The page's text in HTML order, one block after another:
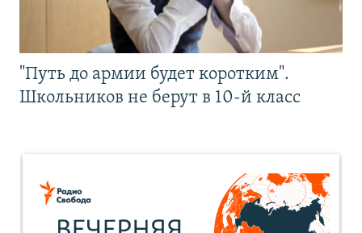
"Путь до армии будет коротким".
Школьников не берут в 10-й класс